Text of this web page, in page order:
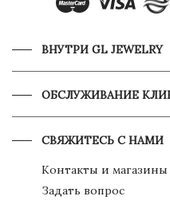
ВНУТРИ GL JEWELRY
ОБСЛУЖИВАНИЕ
СВЯЖИТЕСЬ С НАМИ
Контакты и магазины
Задать вопрос